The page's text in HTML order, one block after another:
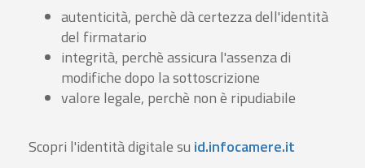
autenticità, perchè dà certezza dell'identità
del firmatario
integrità, perchè assicura l'assenza di
modifiche dopo la sottoscrizione
valore legale, perchè non è ripudiabile
Scopri l'identità digitale su id.infocamere.it